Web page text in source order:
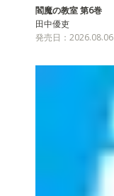
閻魔の教室 第6巻
田中優吏
発売日：2026.08.06